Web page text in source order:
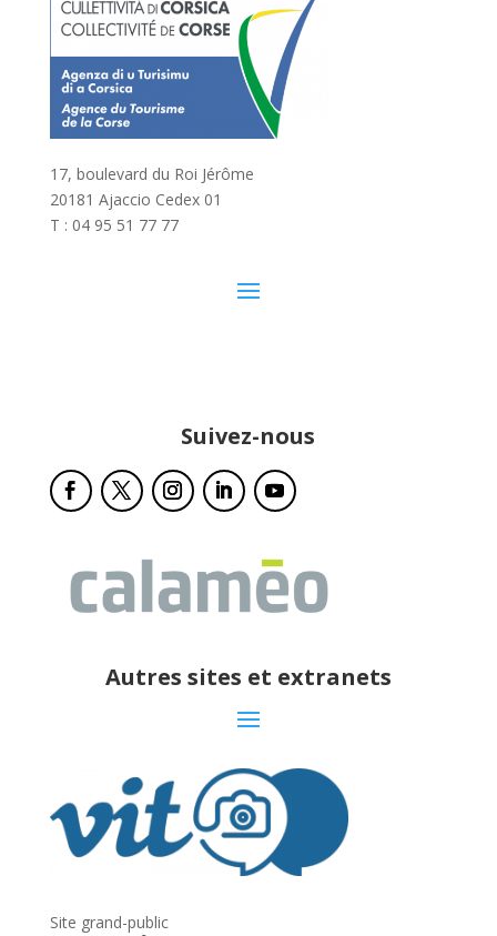
17, boulevard du Roi Jérôme
20181 Ajaccio Cedex 01
T : 04 95 51 77 77
Suivez-nous
Autres sites et extranets
Site grand-public